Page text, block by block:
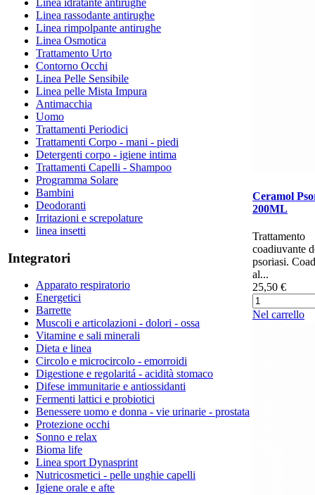
Linea rassodante antirughe
Linea rimpolpante antirughe
Linea Osmotica
Trattamento Urto
Contorno Occhi
Linea Pelle Sensibile
Linea pelle Mista Impura
Antimacchia
Uomo
Trattamenti Periodici
Trattamenti Corpo - mani - piedi
Detergenti corpo - igiene intima
Trattamenti Capelli - Shampoo
Programma Solare
Bambini
Deodoranti
Irritazioni e screpolature
linea insetti
Integratori
Apparato respiratorio
Energetici
Barrette
Muscoli e articolazioni - dolori - ossa
Vitamine e sali minerali
Dieta e linea
Circolo e microcircolo - emorroidi
Digestione e regolaritá - acidità stomaco
Difese immunitarie e antiossidanti
Fermenti lattici e probiotici
Benessere uomo e donna - vie urinarie - prostata
Protezione occhi
Sonno e relax
Bioma life
Linea sport Dynasprint
Nutricosmetici - pelle unghie capelli
Igiene orale e afte
Ceramol
200ML
Trattamento
coadiuvante
psoriasi.
al...
25,50 €
Nel carrello